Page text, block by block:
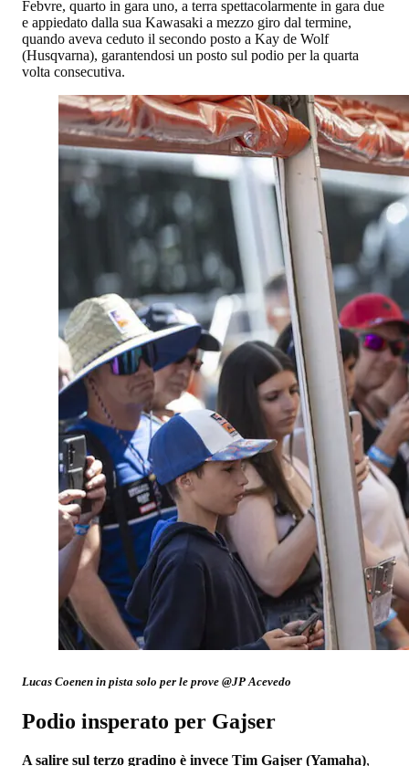
Febvre, quarto in gara uno, a terra spettacolarmente in gara due
e appiedato dalla sua Kawasaki a mezzo giro dal termine,
quando aveva ceduto il secondo posto a Kay de Wolf
(Husqvarna), garantendosi un posto sul podio per la quarta
volta consecutiva.
Lucas Coenen in pista solo per le prove @JP Acevedo
Podio insperato per Gajser
A salire sul terzo gradino è invece Tim Gajser (Yamaha),